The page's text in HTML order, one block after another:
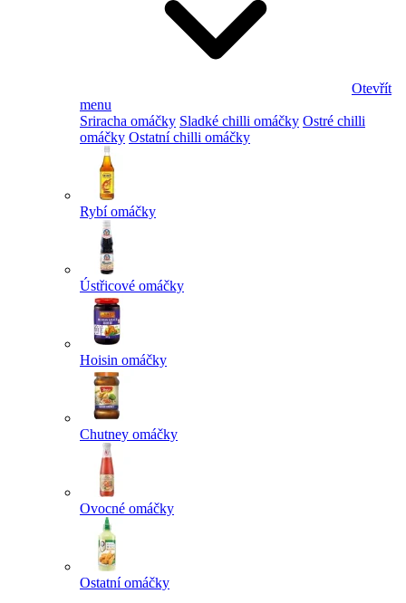
Otevřít
menu
Sriracha omáčky Sladké chilli omáčky Ostré chilli
omáčky Ostatní chilli omáčky
Rybí omáčky
Ústřicové omáčky
Hoisin omáčky
Chutney omáčky
Ovocné omáčky
Ostatní omáčky